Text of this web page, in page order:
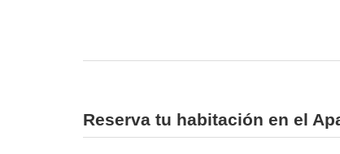
Reserva tu habitación en el